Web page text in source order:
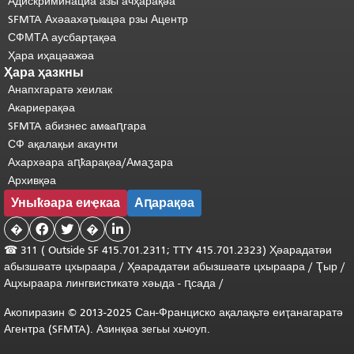
SFMTA Ахәаахәҭыҩцәа рзы Ацентр
СФМТА аусбарҭақәа
Ҳара иҳацәажәа
Ҳара ҳазкны
Анапхгаратә хеилак
Акариерақәа
SFMTA абизнес амҩаԥгара
СФ ақалақьи акаунти
Ахархәара аԥҟарақәа/Амаӡара
Архивқәа
Уныҟәара еиҿкаа Аԥарақәа
�   � 
☎ 311 ( Outside SF 415.701.2311; TTY 415.701.2323) Ҳәарадатәи
абызшәатә цхыраара / Ҳәарадатәи абызшәатә цхыраара / Ҭыр /
Ацхыраара лингвистикатә хәыда - ԥсада /
Акопиразин © 2013-2025 Сан-Франциско ақалақьтә еиҭанагаратә
Агентра (SFMTA). Азинқәа зегьы хьчоуп.